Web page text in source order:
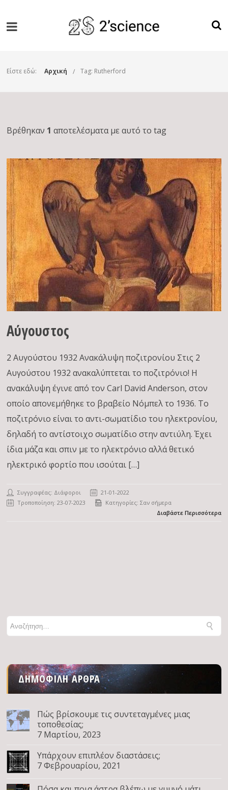
Είστε εδώ: Αρχική Tag: Rutherford
Βρέθηκαν 1 αποτελέσματα με αυτό το tag
Αύγουστος
2 Αυγούστου 1932 Ανακάλυψη ποζιτρονίου Στις 2
Αυγούστου 1932 ανακαλύπτεται το ποζιτρόνιο! Η
ανακάλυψη έγινε από τον Carl David Anderson, στον
οποίο απονεμήθηκε το βραβείο Νόμπελ το 1936. Το
ποζιτρόνιο είναι το αντι-σωματίδιο του ηλεκτρονίου,
δηλαδή το αντίστοιχο σωματίδιο στην αντιύλη. Έχει
ίδια μάζα και σπιν με το ηλεκτρόνιο αλλά θετικό
ηλεκτρικό φορτίο που ισούται […]
Συγγραφέας: Διάφοροι
21-01-2022
Τροποποίηση: 23-07-2023
Κατηγορίες:Σαν σήμερα
Διαβάστε Περισσότερα
ΔΗΜΟΦΙΛΉ ΆΡΘΡΑ
Πώς βρίσκουμε τις συντεταγμένες μιας
τοποθεσίας;
7 Μαρτίου, 2023
Υπάρχουν επιπλέον διαστάσεις;
7 Φεβρουαρίου, 2021